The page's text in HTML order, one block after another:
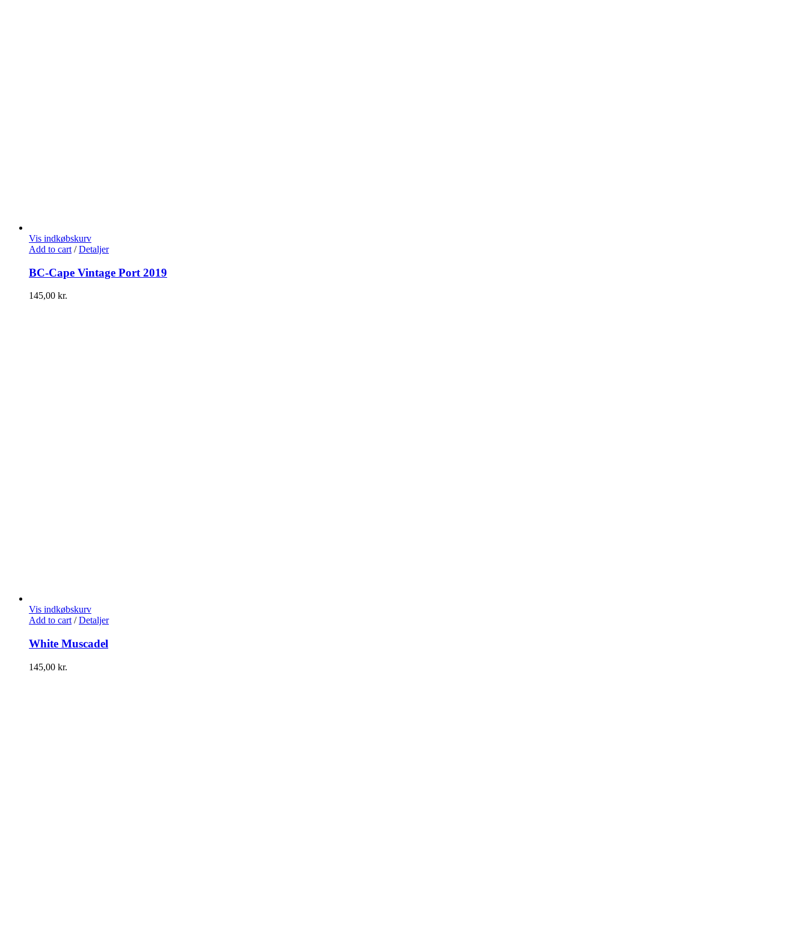
Vis indkøbskurv
Add to cart / Detaljer
BC-Cape Vintage Port 2019
145,00 kr.
Vis indkøbskurv
Add to cart / Detaljer
White Muscadel
145,00 kr.